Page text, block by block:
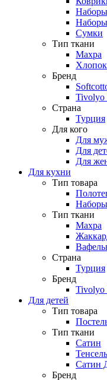
Наборы
Сумки
Тип ткани
Махра
Хлопок
Бренд
Tivolyo
Страна
Турция
Для кого
Для
Для
Для
Для кухни
Тип товара
Тип ткани
Махра
Страна
Турция
Бренд
Tivolyo
Для детей
Тип товара
Тип ткани
Сатин
Тенсель
Сатин
Бренд